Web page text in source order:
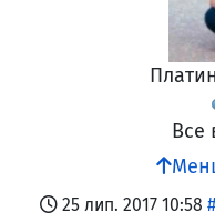
Все
25 лип. 2017 10:58